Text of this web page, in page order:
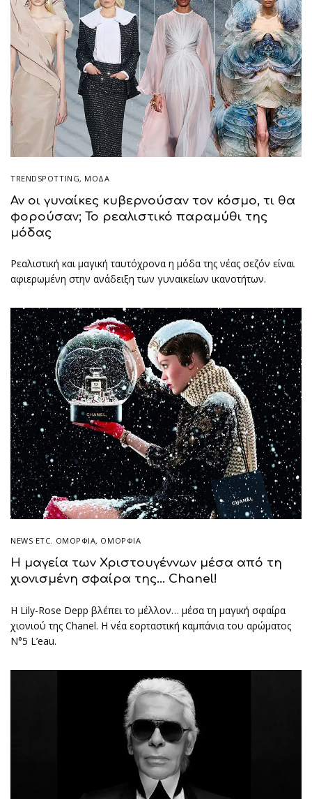
TRENDSPOTTING, ΜΟΔΑ
Αν οι γυναίκες κυβερνούσαν τον κόσμο, τι θα
φορούσαν; Το ρεαλιστικό παραμύθι της
μόδας
Ρεαλιστική και μαγική ταυτόχρονα η μόδα της νέας σεζόν είναι
αφιερωμένη στην ανάδειξη των γυναικείων ικανοτήτων.
NEWS ETC. ΟΜΟΡΦΙΆ, ΟΜΟΡΦΙΑ
Η μαγεία των Χριστουγέννων μέσα από τη
χιονισμένη σφαίρα της… Chanel!
H Lily-Rose Depp βλέπει το μέλλον… μέσα τη μαγική σφαίρα
χιονιού της Chanel. Η νέα εορταστική καμπάνια του αρώματος
N°5 L’eau.